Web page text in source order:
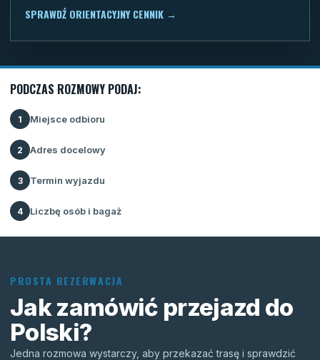
SPRAWDŹ ORIENTACYJNY CENNIK →
PODCZAS ROZMOWY PODAJ:
1 Miejsce odbioru
2 Adres docelowy
3 Termin wyjazdu
4 Liczbę osób i bagaż
PROSTA REZERWACJA
Jak zamówić przejazd do
Polski?
Jedna rozmowa wystarczy, aby przekazać trasę i sprawdzić